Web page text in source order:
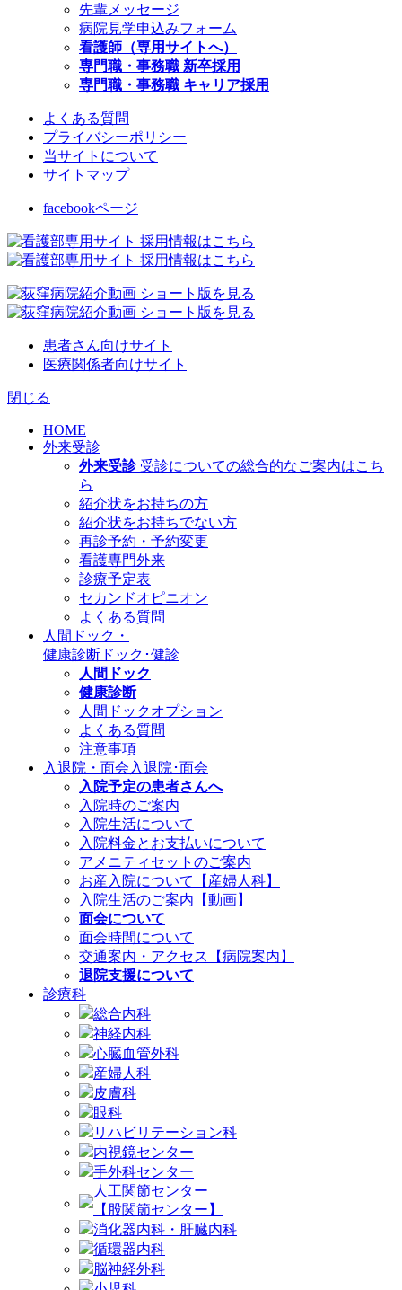
先輩メッセージ
病院見学申込みフォーム
看護師（専用サイトへ）
専門職・事務職 新卒採用
専門職・事務職 キャリア採用
よくある質問
プライバシーポリシー
当サイトについて
サイトマップ
facebookページ
患者さん向けサイト
医療関係者向けサイト
閉じる
HOME
外来受診
外来受診 受診についての総合的なご案内はこち
ら
紹介状をお持ちの方
紹介状をお持ちでない方
再診予約・予約変更
看護専門外来
診療予定表
セカンドオピニオン
よくある質問
人間ドック・
健康診断 ドック･健診
人間ドック
健康診断
人間ドックオプション
よくある質問
注意事項
入退院・面会 入退院･面会
入院予定の患者さんへ
入院時のご案内
入院生活について
入院料金とお支払いについて
アメニティセットのご案内
お産入院について【産婦人科】
入院生活のご案内【動画】
面会について
面会時間について
交通案内・アクセス【病院案内】
退院支援について
診療科
総合内科
神経内科
心臓血管外科
産婦人科
皮膚科
眼科
リハビリテーション科
内視鏡センター
手外科センター
人工関節センター
【股関節センター】
消化器内科・肝臓内科
循環器内科
脳神経外科